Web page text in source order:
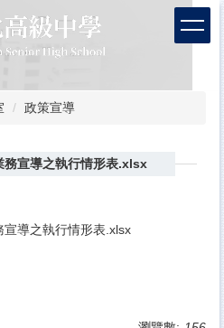
政策宣導
務宣導之執行情形表.xlsx
導之執行情形表.xlsx